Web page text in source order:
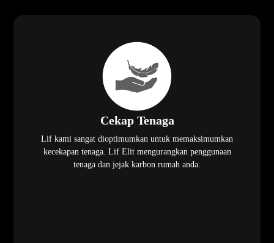
Cekap Tenaga
Lif kami sangat dioptimumkan untuk memaksimumkan
kecekapan tenaga. Lif Elit mengurangkan penggunaan
tenaga dan jejak karbon rumah anda.